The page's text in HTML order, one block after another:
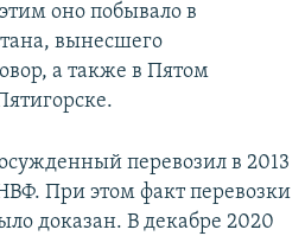
оно побывало в
вынесшего
а также в Пятом
перевозил в 2013
При этом факт перевозки
доказан. В декабре 2020